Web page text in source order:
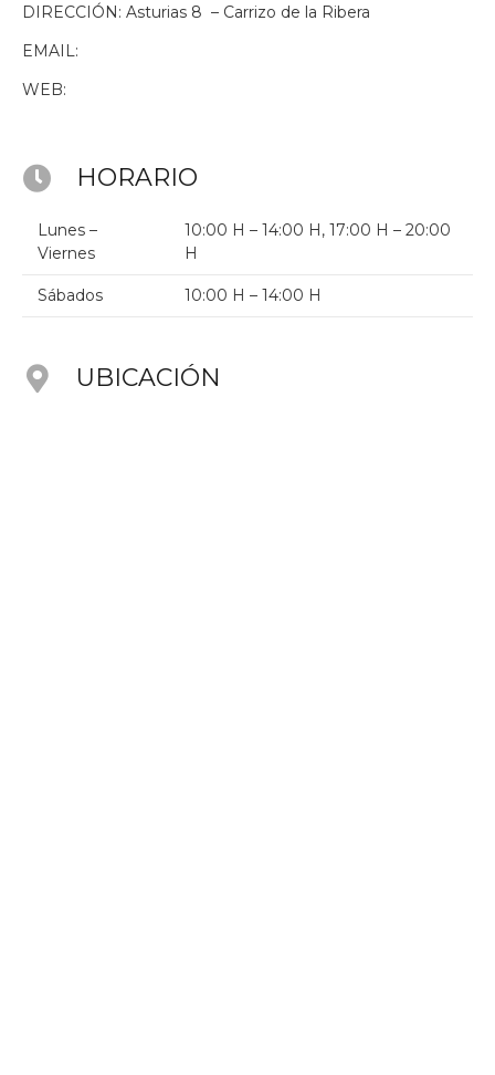
DIRECCIÓN: Asturias 8 – Carrizo de la Ribera
EMAIL:
WEB:
HORARIO
Lunes –
Viernes
10:00 H – 14:00 H, 17:00 H – 20:00
H
Sábados 10:00 H – 14:00 H
UBICACIÓN